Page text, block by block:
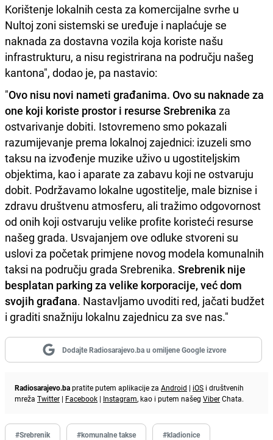
Korištenje lokalnih cesta za komercijalne svrhe u
Nultoj zoni sistemski se uređuje i naplaćuje se
naknada za dostavna vozila koja koriste našu
infrastrukturu, a nisu registrirana na području našeg
kantona", dodao je, pa nastavio:
"Ovo nisu novi nameti građanima. Ovo su naknade za
one koji koriste prostor i resurse Srebrenika za
ostvarivanje dobiti. Istovremeno smo pokazali
razumijevanje prema lokalnoj zajednici: izuzeli smo
taksu na izvođenje muzike uživo u ugostiteljskim
objektima, kao i aparate za zabavu koji ne ostvaruju
dobit. Podržavamo lokalne ugostitelje, male biznise i
zdravu društvenu atmosferu, ali tražimo odgovornost
od onih koji ostvaruju velike profite koristeći resurse
našeg grada. Usvajanjem ove odluke stvoreni su
uslovi za početak primjene novog modela komunalnih
taksi na području grada Srebrenika. Srebrenik nije
besplatan parking za velike korporacije, već dom
svojih građana. Nastavljamo uvoditi red, jačati budžet
i graditi snažniju lokalnu zajednicu za sve nas."
Dodajte Radiosarajevo.ba u omiljene Google izvore
Radiosarajevo.bapratite putem aplikacije za Android | iOS i društvenih
mreža Twitter | Facebook | Instagram, kao i putem našeg ViberChata.
#Srebrenik #komunalne takse #kladionice